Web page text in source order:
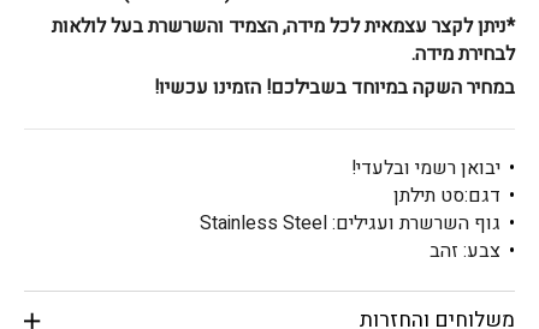
*ניתן לקצר עצמאית לכל מידה, הצמיד והשרשרת בעל לולאות
לבחירת מידה.
במחיר השקה במיוחד בשבילכם! הזמינו עכשיו!
יבואן רשמי ובלעדי!
דגם:סט תילתן
גוף השרשרת ועגילים: Stainless Steel
צבע: זהב
משלוחים והחזרות